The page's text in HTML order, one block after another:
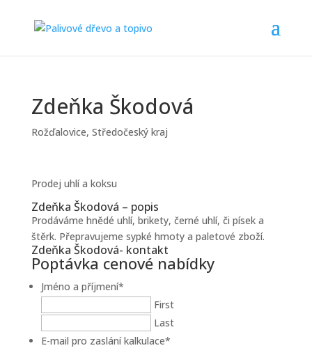
Zdeňka Škodová
Rožďalovice, Středočeský kraj
Prodej uhlí a koksu
Zdeňka Škodová – popis
Prodáváme hnědé uhlí, brikety, černé uhlí, či písek a
štěrk. Přepravujeme sypké hmoty a paletové zboží.
Zdeňka Škodová- kontakt
Poptávka cenové nabídky
Jméno a příjmení*
First
Last
E-mail pro zaslání kalkulace*